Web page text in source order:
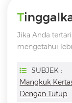
Jika Anda
mengetahui
SUBJEK :
Mangkuk
Dengan Tutup